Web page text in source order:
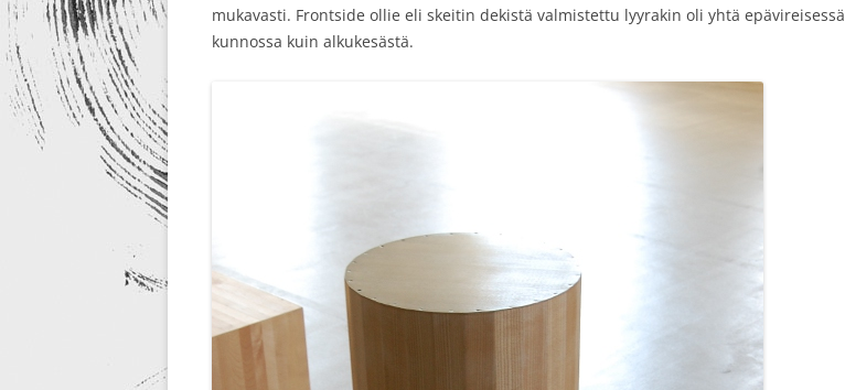
mukavasti. Frontside ollie eli skeitin dekistä valmistettu lyyrakin oli yhtä epävireisessä
kunnossa kuin alkukesästä.